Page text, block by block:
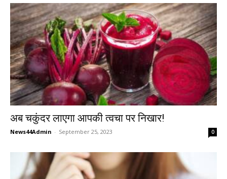
अब चकुंदर लाएगा आपकी त्वचा पर निखार!
News44Admin - September 25, 2023 0